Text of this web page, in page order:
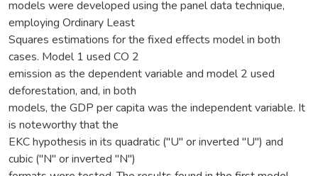
models were developed using the panel data technique,
employing Ordinary Least
Squares estimations for the fixed effects model in both
cases. Model 1 used CO 2
emission as the dependent variable and model 2 used
deforestation, and, in both
models, the GDP per capita was the independent variable. It
is noteworthy that the
EKC hypothesis in its quadratic ("U" or inverted "U") and
cubic ("N" or inverted "N")